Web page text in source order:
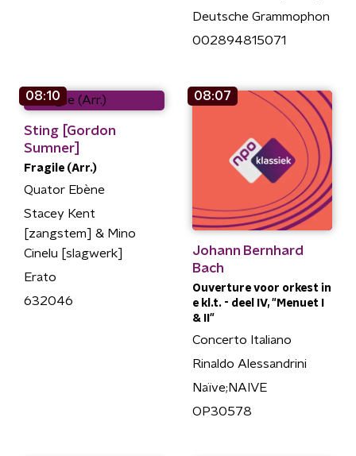
Deutsche Grammophon
002894815071
08:10
Sting [Gordon
Sumner]
Fragile (Arr.)
Quator Ebène
Stacey Kent
[zangstem] & Mino
Cinelu [slagwerk]
Erato
632046
08:07
Johann Bernhard
Bach
Ouverture voor orkest in
e kl.t. - deel IV, "Menuet I
& II"
Concerto Italiano
Rinaldo Alessandrini
Naïve;NAIVE
OP30578